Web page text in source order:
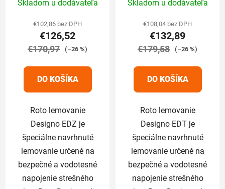
hodnotenie
produktu
je
5,0
5
hviezdičiek.
Skladom u dodávateľa
€102,86 bez DPH
€126,52
€170,97 (–26 %)
DO KOŠÍKA
Roto lemovanie
Designo EDZ je
špeciálne navrhnuté
lemovanie určené na
bezpečné a vodotesné
napojenie strešného
hodnotenie
produktu
je
5,0
5
hviezdičiek.
Skladom u dodávateľa
€108,04 bez DPH
€132,89
€179,58 (–26 %)
DO KOŠÍKA
Roto lemovanie
Designo EDT je
špeciálne navrhnuté
lemovanie určené na
bezpečné a vodotesné
napojenie strešného